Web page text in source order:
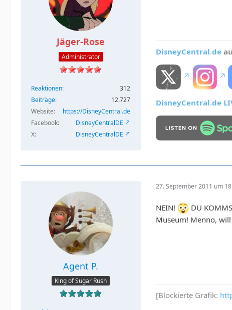
Jäger-Rose
Administrator
Reaktionen
312
Beiträge
12.727
Website
https://DisneyCentral.de
Facebook
DisneyCentralDE
X
DisneyCentralDE
DisneyCentral.de
DisneyCentral.de
Agent P.
King of Sugar Rush
27. September 2011 um
NEIN!
DU
Museum! Menno, will
[Blockierte Grafik: